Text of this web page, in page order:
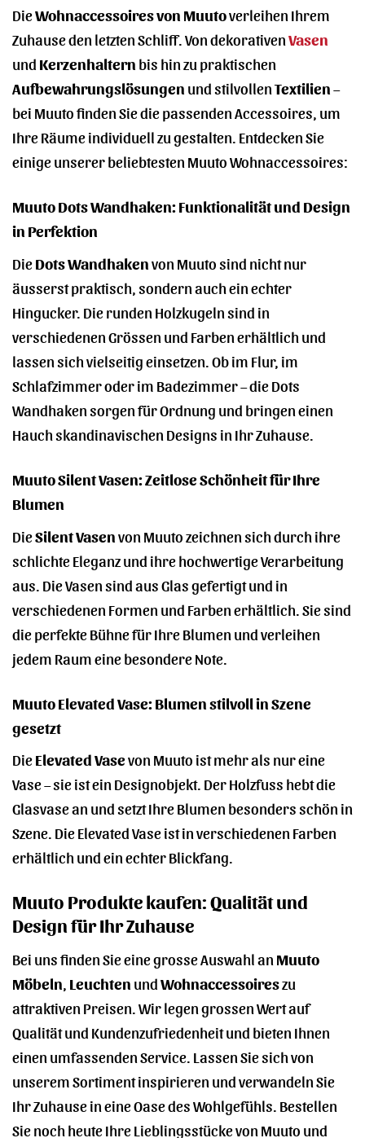
DieWohnaccessoires von Muutoverleihen Ihrem
Zuhause den letzten Schliff. Von dekorativenVasen
und Kerzenhaltern bis hin zu praktischen
Aufbewahrungslösungen und stilvollenTextilien–
bei Muuto finden Sie die passenden Accessoires, um
Ihre Räume individuell zu gestalten. Entdecken Sie
einige unserer beliebtesten Muuto Wohnaccessoires:
Muuto Dots Wandhaken: Funktionalität und Design
in Perfektion
DieDots Wandhakenvon Muuto sind nicht nur
äusserst praktisch, sondern auch ein echter
Hingucker. Die runden Holzkugeln sind in
verschiedenen Grössen und Farben erhältlich und
lassen sich vielseitig einsetzen. Ob im Flur, im
Schlafzimmer oder im Badezimmer – die Dots
Wandhaken sorgen für Ordnung und bringen einen
Hauch skandinavischen Designs in Ihr Zuhause.
Muuto Silent Vasen: Zeitlose Schönheit für Ihre
Blumen
DieSilent Vasenvon Muuto zeichnen sich durch ihre
schlichte Eleganz und ihre hochwertige Verarbeitung
aus. Die Vasen sind aus Glas gefertigt und in
verschiedenen Formen und Farben erhältlich. Sie sind
die perfekte Bühne für Ihre Blumen und verleihen
jedem Raum eine besondere Note.
Muuto Elevated Vase: Blumen stilvoll in Szene
gesetzt
DieElevated Vasevon Muuto ist mehr als nur eine
Vase – sie ist ein Designobjekt. Der Holzfuss hebt die
Glasvase an und setzt Ihre Blumen besonders schön in
Szene. Die Elevated Vase ist in verschiedenen Farben
erhältlich und ein echter Blickfang.
Muuto Produkte kaufen: Qualität und
Design für Ihr Zuhause
Bei uns finden Sie eine grosse Auswahl an Muuto
Möbeln Leuchten undWohnaccessoireszu
attraktiven Preisen. Wir legen grossen Wert auf
Qualität und Kundenzufriedenheit und bieten Ihnen
einen umfassenden Service. Lassen Sie sich von
unserem Sortiment inspirieren und verwandeln Sie
Ihr Zuhause in eine Oase des Wohlgefühls. Bestellen
Sie noch heute Ihre Lieblingsstücke von Muuto und